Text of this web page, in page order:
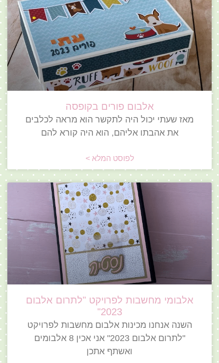
אלבום פורים בקופסה
מאז שעתי יכול היה לתקשר הוא מראה לכלבים
את אהבתו אליהם, הוא היה קורא להם
לפוסט המלא >
אלבומי מחשבות לפרויקט "לתרום אלבום
2023"
השנה אנחנו מכינות אלבום מחשבות לפרויקט
"לתרום אלבום 2023" אני אכין 8 אלבומים
ואשתף אתכן